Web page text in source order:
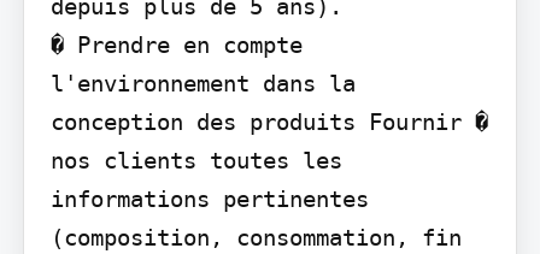
depuis plus de 5 ans).
� Prendre en compte
l'environnement dans la
conception des produits Fournir �
nos clients toutes les
informations pertinentes
(composition, consommation, fin